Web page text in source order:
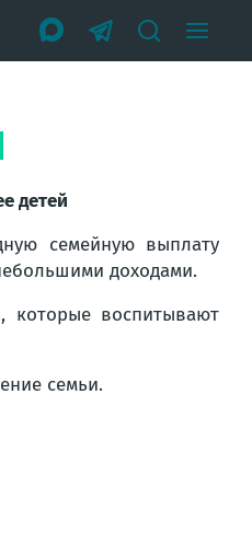
детей
семейную выплату
доходами.
которые воспитывают
семьи.